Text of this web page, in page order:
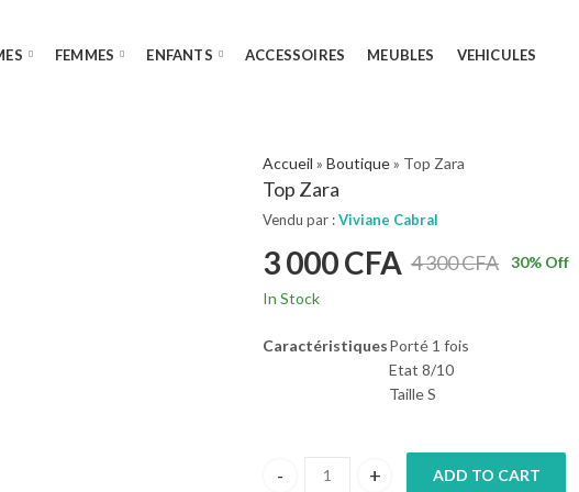
FEMMES ENFANTS ACCESSOIRES MEUBLES VEHICULES
Accueil » Boutique» Top Zara
Top Zara
Vendu par :Viviane Cabral
4 300CFA
3 000CFA 30% Off
In Stock
CaractéristiquesPorté 1 fois
Etat 8/10
Taille S
Top Zara quantity
ADD TO CART